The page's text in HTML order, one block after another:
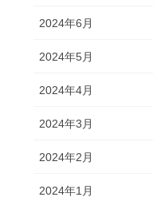
2024年6月
2024年5月
2024年4月
2024年3月
2024年2月
2024年1月